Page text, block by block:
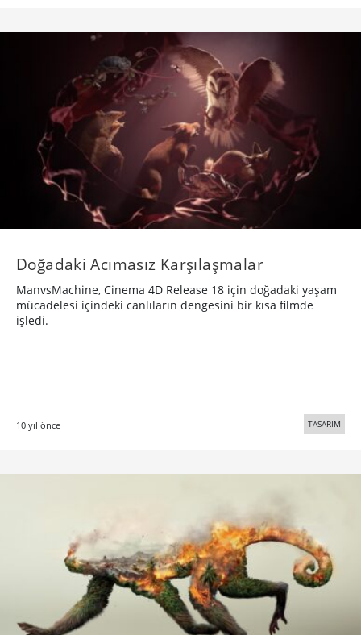
Doğadaki Acımasız Karşılaşmalar
ManvsMachine, Cinema 4D Release 18 için doğadaki yaşam
mücadelesi içindeki canlıların dengesini bir kısa filmde
işledi.
10 yıl önce TASARIM